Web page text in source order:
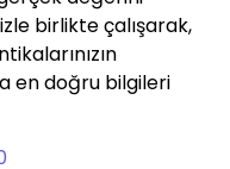
birlikte çalışarak,
en doğru bilgileri